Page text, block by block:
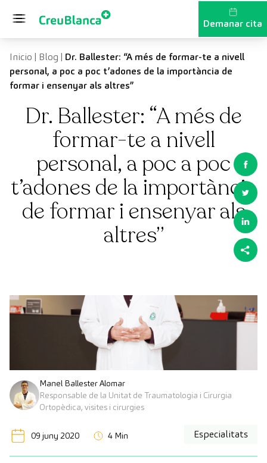
Demanar cita
Inicio | Blog | Dr. Ballester: “A més de formar-te a nivell
personal, a poc a poc t’adones de la importància de
formar i ensenyar als altres”
Dr. Ballester: “A més de
formar-te a nivell
personal, a poc a poc
t’adones de la importància
de formar i ensenyar als
altres”
Manel Ballester Alomar
Responsable de la Unitat de Traumatologia i Cirurgia
Ortopèdica, visites i cirurgies
09 juny 2020 4 Min Especialitats